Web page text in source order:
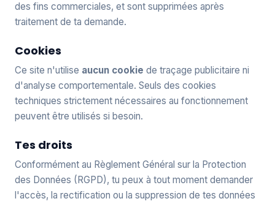
des fins commerciales, et sont supprimées après
traitement de ta demande.
Cookies
Ce site n'utilise aucun cookie de traçage publicitaire ni
d'analyse comportementale. Seuls des cookies
techniques strictement nécessaires au fonctionnement
peuvent être utilisés si besoin.
Tes droits
Conformément au Règlement Général sur la Protection
des Données (RGPD), tu peux à tout moment demander
l'accès, la rectification ou la suppression de tes données